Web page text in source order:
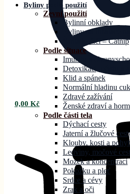
0,00 Kč
Byliny podle použití
Zevní použití
Bylinní obklady
Byliny na inhalace
Šanta kočičí – Catnip
Podle situace
Imunitu a
Detoxikaci, očistu a
Klid a spánek
Normální hladinu
Zdravé zažívání
Ženské zdraví a
Podle části tela
Dýchací cesty
Jaterní a žlučové
Klouby, kosti a
Ledviny, močové
Mozek a koncentraci
Pokožku a pleť
Srdce a cévy
Zrak a oči